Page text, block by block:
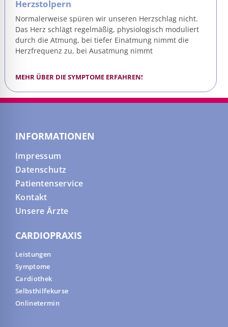
Herzstolpern
Normalerweise spüren wir unseren Herzschlag nicht.
Das Herz schlägt regelmäßig, physiologisch moduliert
durch die Atmung, bei tiefer Einatmung nimmt die
Herzfrequenz zu, bei Ausatmung nimmt
MEHR ÜBER DIE SYMPTOME ERFAHREN!
INFORMATIONEN
Impressum
Datenschutz
Patientenservice
Kontakt
Unsere Ärzte
CARDIOPRAXIS
Leistungen
Symptome
Cardiothek
Selbsthilfekurse
Onlinetermin